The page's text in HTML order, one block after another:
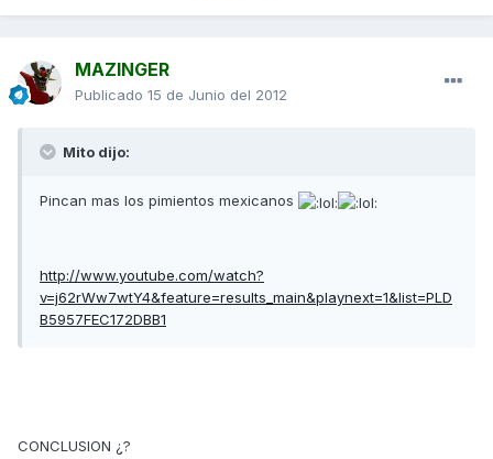
MAZINGER
Publicado 15 de Junio del 2012
Mito dijo:
Pincan mas los pimientos mexicanos
http://www.youtube.com/watch?
v=j62rWw7wtY4&feature=results_main&playnext=1&list=PLD
B5957FEC172DBB1
CONCLUSION ¿?